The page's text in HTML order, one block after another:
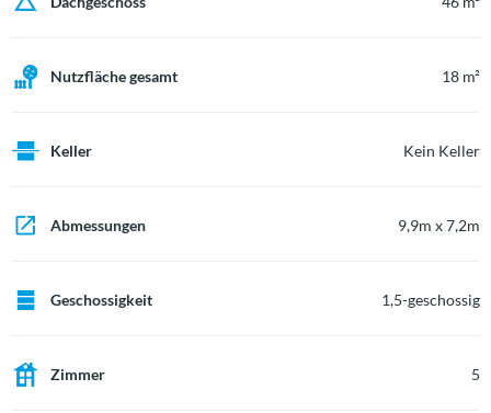
Nutzfläche gesamt 18 m²
Keller Kein Keller
Abmessungen 9,9m x 7,2m
Geschossigkeit 1,5-geschossig
Zimmer 5